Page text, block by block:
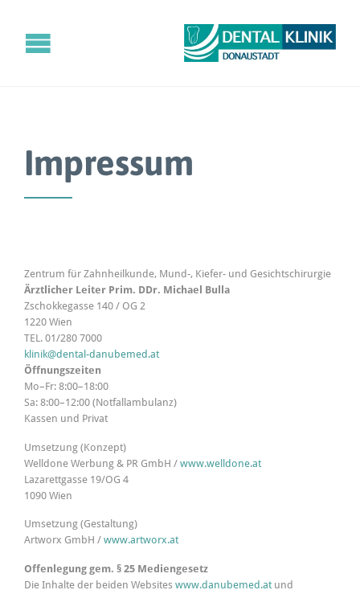
Impressum
Zentrum für Zahnheilkunde, Mund-, Kiefer- und Gesichtschirurgie
Ärztlicher Leiter Prim. DDr. Michael Bulla
Zschokkegasse 140 / OG 2
1220 Wien
TEL. 01/280 7000
klinik@dental-danubemed.at
Öffnungszeiten
Mo–Fr: 8:00–18:00
Sa: 8:00–12:00 (Notfallambulanz)
Kassen und Privat
Umsetzung (Konzept)
Welldone Werbung & PR GmbH / www.welldone.at
Lazarettgasse 19/OG 4
1090 Wien
Umsetzung (Gestaltung)
Artworx GmbH / www.artworx.at
Offenlegung gem. § 25 Mediengesetz
Die Inhalte der beiden Websites www.danubemed.at und